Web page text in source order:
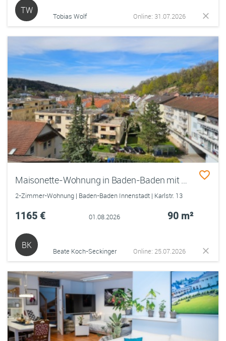
TW
Tobias Wolf Online: 31.07.2026
Maisonette-Wohnung in Baden-Baden mit Ausblick in die Rheinebene
2-Zimmer-Wohnung | Baden-Baden Innenstadt | Karlstr. 13
1165 € 01.08.2026 90 m²
BK
Beate Koch-Seckinger Online: 25.07.2026